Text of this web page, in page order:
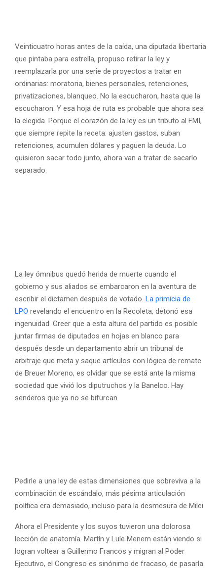
Veinticuatro horas antes de la caída, una diputada libertaria
que pintaba para estrella, propuso retirar la ley y
reemplazarla por una serie de proyectos a tratar en
ordinarias: moratoria, bienes personales, retenciones,
privatizaciones, blanqueo. No la escucharon, hasta que la
escucharon. Y esa hoja de ruta es probable que ahora sea
la elegida. Porque el corazón de la ley es un tributo al FMI,
que siempre repite la receta: ajusten gastos, suban
retenciones, acumulen dólares y paguen la deuda. Lo
quisieron sacar todo junto, ahora van a tratar de sacarlo
separado.
La ley ómnibus quedó herida de muerte cuando el
gobierno y sus aliados se embarcaron en la aventura de
escribir el dictamen después de votado. La primicia de
LPO revelando el encuentro en la Recoleta, detonó esa
ingenuidad. Creer que a esta altura del partido es posible
juntar firmas de diputados en hojas en blanco para
después desde un departamento abrir un tribunal de
arbitraje que meta y saque artículos con lógica de remate
de Breuer Moreno, es olvidar que se está ante la misma
sociedad que vivió los diputruchos y la Banelco. Hay
senderos que ya no se bifurcan.
Pedirle a una ley de estas dimensiones que sobreviva a la
combinación de escándalo, más pésima articulación
política era demasiado, incluso para la desmesura de Milei.
Ahora el Presidente y los suyos tuvieron una dolorosa
lección de anatomía. Martín y Lule Menem están viendo si
logran voltear a Guillermo Francos y migran al Poder
Ejecutivo, el Congreso es sinónimo de fracaso, de pasarla